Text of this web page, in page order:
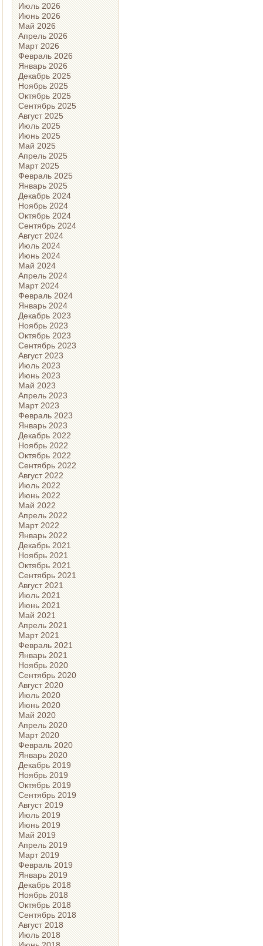
Июль 2026
Июнь 2026
Май 2026
Апрель 2026
Март 2026
Февраль 2026
Январь 2026
Декабрь 2025
Ноябрь 2025
Октябрь 2025
Сентябрь 2025
Август 2025
Июль 2025
Июнь 2025
Май 2025
Апрель 2025
Март 2025
Февраль 2025
Январь 2025
Декабрь 2024
Ноябрь 2024
Октябрь 2024
Сентябрь 2024
Август 2024
Июль 2024
Июнь 2024
Май 2024
Апрель 2024
Март 2024
Февраль 2024
Январь 2024
Декабрь 2023
Ноябрь 2023
Октябрь 2023
Сентябрь 2023
Август 2023
Июль 2023
Июнь 2023
Май 2023
Апрель 2023
Март 2023
Февраль 2023
Январь 2023
Декабрь 2022
Ноябрь 2022
Октябрь 2022
Сентябрь 2022
Август 2022
Июль 2022
Июнь 2022
Май 2022
Апрель 2022
Март 2022
Январь 2022
Декабрь 2021
Ноябрь 2021
Октябрь 2021
Сентябрь 2021
Август 2021
Июль 2021
Июнь 2021
Май 2021
Апрель 2021
Март 2021
Февраль 2021
Январь 2021
Ноябрь 2020
Сентябрь 2020
Август 2020
Июль 2020
Июнь 2020
Май 2020
Апрель 2020
Март 2020
Февраль 2020
Январь 2020
Декабрь 2019
Ноябрь 2019
Октябрь 2019
Сентябрь 2019
Август 2019
Июль 2019
Июнь 2019
Май 2019
Апрель 2019
Март 2019
Февраль 2019
Январь 2019
Декабрь 2018
Ноябрь 2018
Октябрь 2018
Сентябрь 2018
Август 2018
Июль 2018